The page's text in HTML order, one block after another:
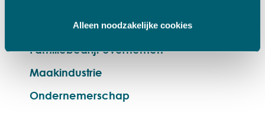
Alleen noodzakelijke cookies
Bedrijf verkopen
Familiebedrijf overnemen
Maakindustrie
Ondernemerschap